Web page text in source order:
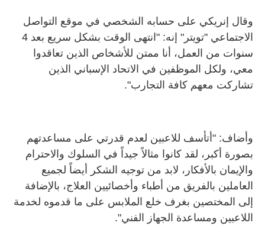
وقال إنريكي على حسابه الشخصي في موقع التواصل
الاجتماعي "تويتر" إنه: "انتهى الوقت بشكل سريع بعد 4
سنوات من العمل، أنا ممتن للأشخاص الذين تعاقدوا
معي، ولكل الموظفين في الاتحاد الإسباني الذين
تشاركت معهم كافة التجارب".
وأضاف: "أتأسف للاعبين لعدم قدرتي على مساعدتهم
بصورة أكبر، لقد كانوا مثالاً جيداً في السلوك والاحترام
والإيمان بالأفكار، لابد من توجيه الشكر أيضاً لجميع
العاملين بالفريق من أطباء وأخصائيين العلاج، بالإضافة
إلى المختصين بغرف خلع الملابس على ما قدموه لخدمة
اللاعبين ومساعدة الجهاز الفني".